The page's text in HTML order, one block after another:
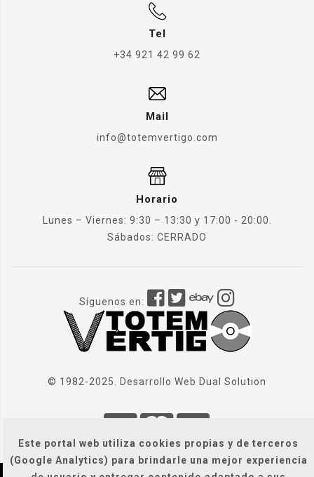
Este portal web utiliza cookies propias y de terceros
(Google Analytics) para brindarle una mejor experiencia
Tel
+34 921 42 99 62
Mail
info@totemvertigo.com
Horario
Lunes – Viernes: 9:30 – 13:30 y 17:00 - 20:00.
Sábados: CERRADO
Síguenos en:
© 1982-2025. Desarrollo Web Dual Solution